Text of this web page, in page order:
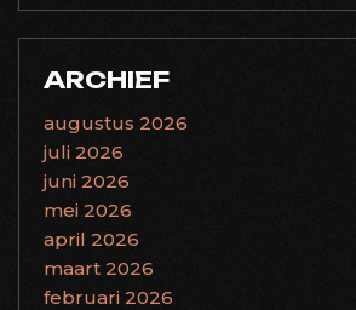
ARCHIEF
augustus 2026
juli 2026
juni 2026
mei 2026
april 2026
maart 2026
februari 2026